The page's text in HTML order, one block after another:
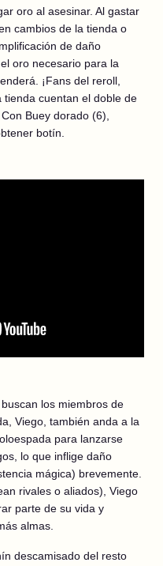
oro al asesinar. Al gastar
cambios de la tienda o
de daño
oro necesario para la
¡Fans del reroll,
tienda cuentan el doble de
Buey dorado (6),
botín.
los miembros de
Viego, también anda a la
para lanzarse
lo que inflige daño
mágica) brevemente.
rivales o aliados), Viego
parte de su vida y
almas.
descamisado del resto